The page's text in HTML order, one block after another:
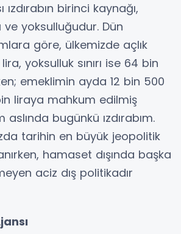
ızdırabın birinci kaynağı,
ve yoksulluğudur. Dün
göre, ülkemizde açlık
lira, yoksulluk sınırı ise 64 bin
emeklimin ayda 12 bin 500
liraya mahkum edilmiş
aslında bugünkü ızdırabım.
tarihin en büyük jeopolitik
hamaset dışında başka
aciz dış politikadır